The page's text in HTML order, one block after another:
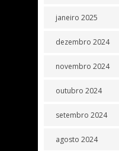
janeiro 2025
dezembro 2024
novembro 2024
outubro 2024
setembro 2024
agosto 2024